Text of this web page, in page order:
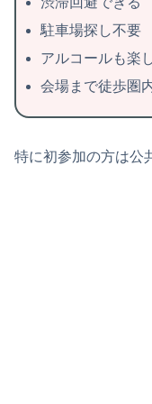
駐車場探し不要
アルコールも楽
会場まで徒歩圏
特に初参加の方は公